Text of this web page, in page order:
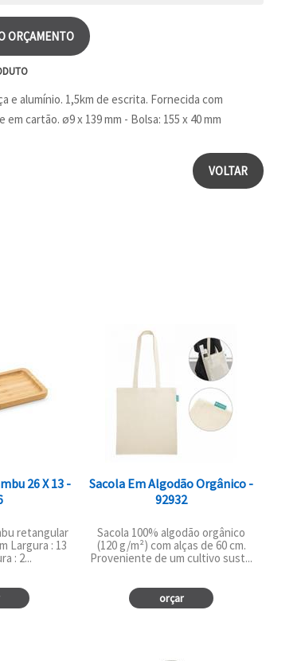
ORÇAMENTO
e alumínio. 1,5km de escrita. Fornecida com
cartão. ø9 x 139 mm - Bolsa: 155 x 40 mm
VOLTAR
26 X 13 -
retangular
Largura : 13
: 2...
Sacola Em Algodão Orgânico -
92932
Sacola 100% algodão orgânico
(120 g/m²) com alças de 60 cm.
Proveniente de um cultivo sust...
orçar